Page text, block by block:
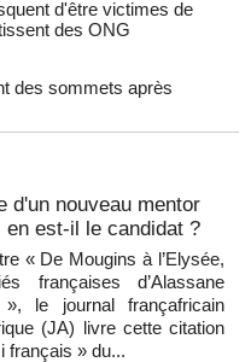
des ONG
: Yaël Braun-Pivet se dit
le nouveau pavillon
les forces israéliennes
d'un nouveau mentor
est-il le candidat ?
« De Mougins à l’Elysée,
françaises d’Alassane
», le journal françafricain
(JA) livre cette citation
français » du...